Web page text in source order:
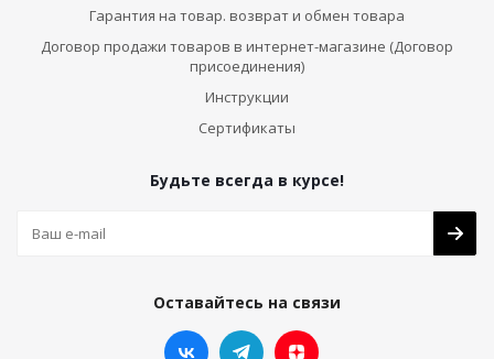
Гарантия на товар. возврат и обмен товара
Договор продажи товаров в интернет-магазине (Договор
присоединения)
Инструкции
Сертификаты
Будьте всегда в курсе!
Оставайтесь на связи